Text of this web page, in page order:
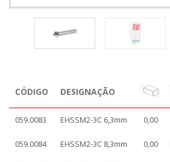
CÓDIGO DESIGNAÇÃO
059.0083 EHSSM2-3C 6,3mm 0,00
059.0084 EHSSM2-3C 8,3mm 0,00